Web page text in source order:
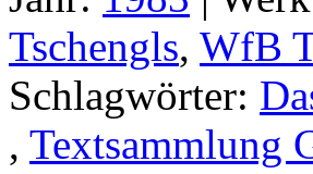
Tschengls, WfB
Schlagwörter:
, Textsammlung